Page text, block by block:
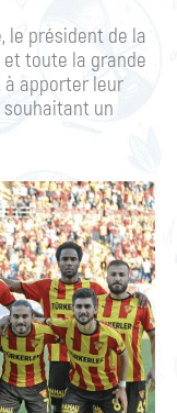
le président de la
et toute la grande
apporter leur
un